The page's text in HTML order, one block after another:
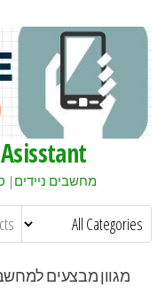
מחשבים ניידים|